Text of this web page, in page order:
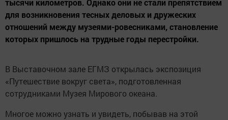
тысячи километров. Однако они не стали препятствием
для возникновения тесных деловых и дружеских
отношений между музеями-ровесниками, становление
которых пришлось на трудные годы перестройки.
В Выставочном зале ЕГМЗ открылась экспозиция
«Путешествие вокруг света», подготовленная
сотрудниками Музея Мирового океана.
Многое можно узнать и увидеть, побывав на этой